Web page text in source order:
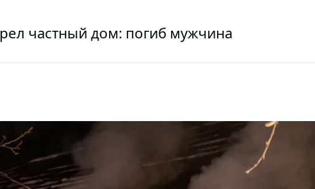
частный дом: погиб мужчина